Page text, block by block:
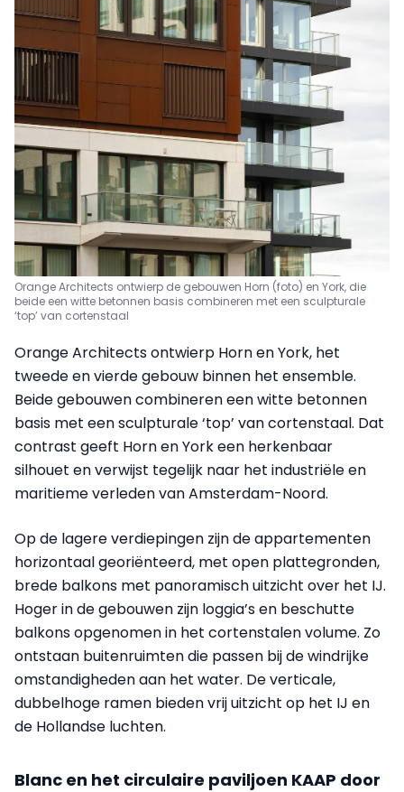
Orange Architects ontwierp de gebouwen Horn (foto) en York, die
beide een witte betonnen basis combineren met een sculpturale
‘top’ van cortenstaal
Orange Architects ontwierp Horn en York, het
tweede en vierde gebouw binnen het ensemble.
Beide gebouwen combineren een witte betonnen
basis met een sculpturale ‘top’ van cortenstaal. Dat
contrast geeft Horn en York een herkenbaar
silhouet en verwijst tegelijk naar het industriële en
maritieme verleden van Amsterdam-Noord.
Op de lagere verdiepingen zijn de appartementen
horizontaal georiënteerd, met open plattegronden,
brede balkons met panoramisch uitzicht over het IJ.
Hoger in de gebouwen zijn loggia’s en beschutte
balkons opgenomen in het cortenstalen volume. Zo
ontstaan buitenruimten die passen bij de windrijke
omstandigheden aan het water. De verticale,
dubbelhoge ramen bieden vrij uitzicht op het IJ en
de Hollandse luchten.
Blanc en het circulaire paviljoen KAAP door